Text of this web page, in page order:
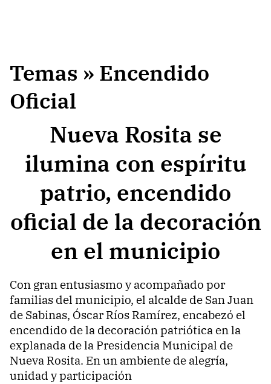
Temas » Encendido
Oficial
Nueva Rosita se
ilumina con espíritu
patrio, encendido
oficial de la decoración
en el municipio
Con gran entusiasmo y acompañado por
familias del municipio, el alcalde de San Juan
de Sabinas, Óscar Ríos Ramírez, encabezó el
encendido de la decoración patriótica en la
explanada de la Presidencia Municipal de
Nueva Rosita. En un ambiente de alegría,
unidad y participación